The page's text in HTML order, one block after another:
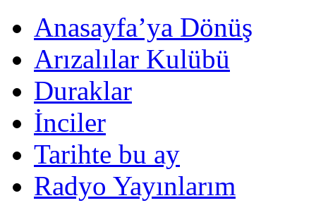
Anasayfa’ya Dönüş
Arızalılar Kulübü
Duraklar
İnciler
Tarihte bu ay
Radyo Yayınlarım